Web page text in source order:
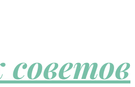
советов